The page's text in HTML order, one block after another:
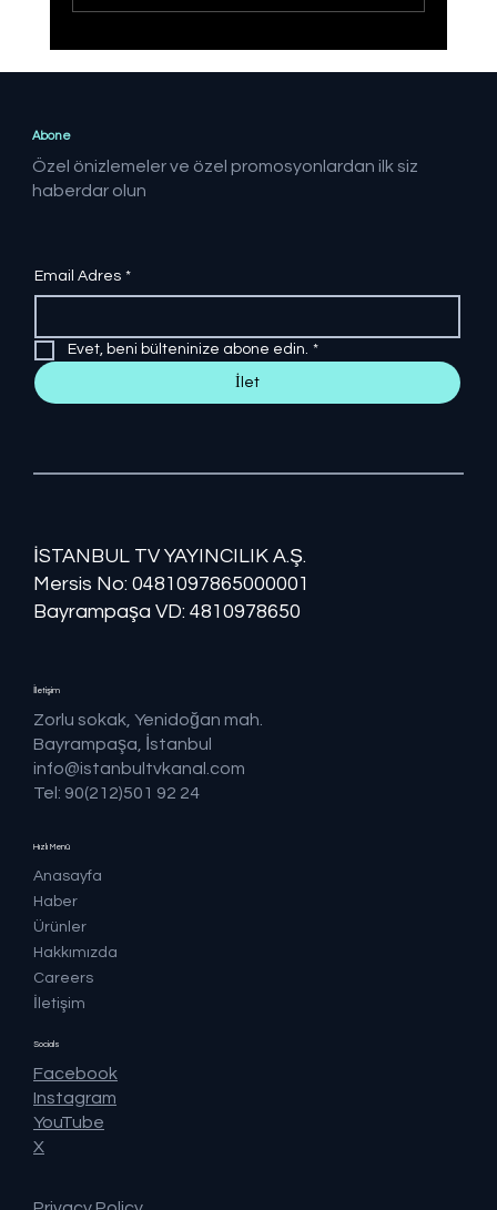
Abone
Özel önizlemeler ve özel promosyonlardan ilk siz
haberdar olun
Email Adres *
Evet, beni bülteninize abone edin. *
İlet
İSTANBUL TV YAYINCILIK A.Ş.
Mersis No: ​​0481097865000001
Bayrampaşa VD: 4810978650
Hızlı Menü
Anasayfa
Haber
Ürünler
Hakkımızda
Careers
İletişim
İletişim
Zorlu sokak, Yenidoğan mah.
Bayrampaşa, İstanbul
info@istanbultvkanal.com
Tel: 90(212)501 92 24
Socials
Facebook
Instagram
YouTube
X